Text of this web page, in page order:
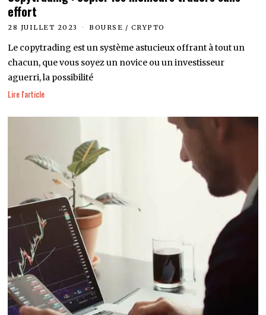
effort
28 JUILLET 2023 BOURSE / CRYPTO
Le copytrading est un système astucieux offrant à tout un
chacun, que vous soyez un novice ou un investisseur
aguerri, la possibilité
Lire l'article